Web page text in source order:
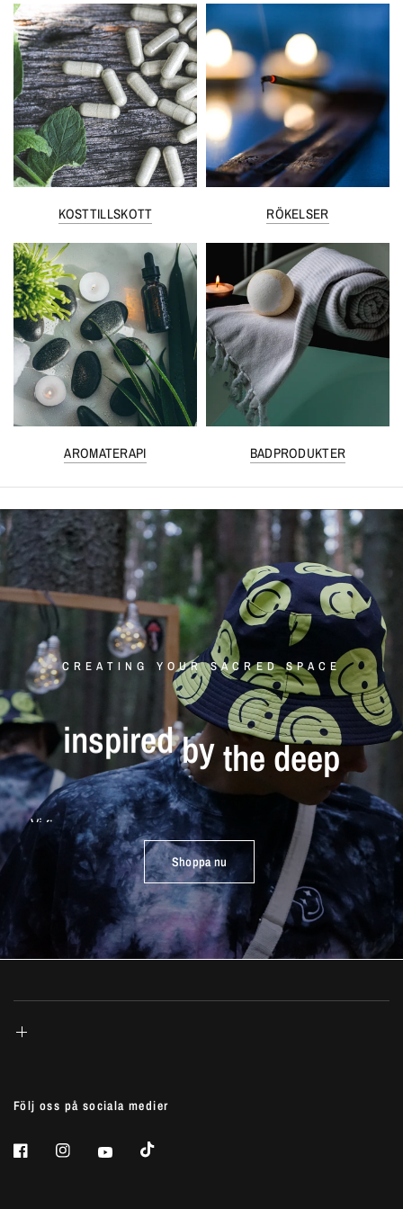
KOSTTILLSKOTT RÖKELSER
AROMATERAPI BADPRODUKTER
CREATING YOUR SACRED SPACE
inspiredbythe deep
forestsofscandinavia
Vi finnshäriSverigeoch säljer till Norden och Europa.
Shoppa nu
Följ oss på sociala medier